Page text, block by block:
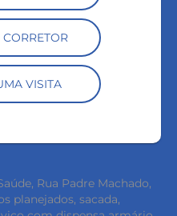
VISITA
Rua Padre Machado,
planejados, sacada,